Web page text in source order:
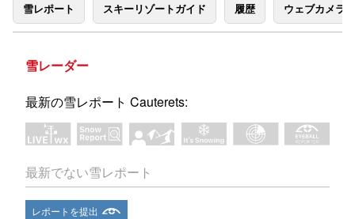
雪レポート スキーリゾートガイド 履歴 ウェブカメラ
雪レーダー
最新の雪レポート Cauterets:
最新でない雪レポート
レポートを提出